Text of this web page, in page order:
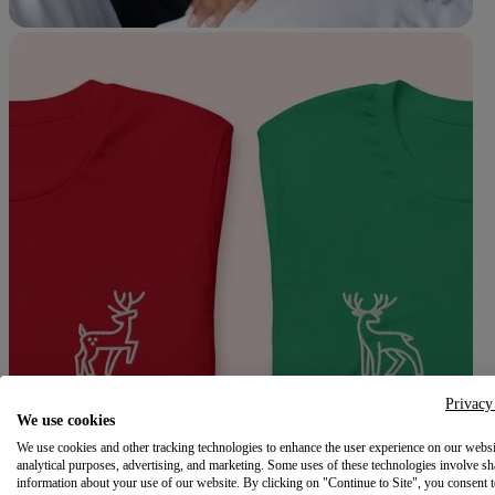
We use cookies
We use cookies and other tracking technologies to enhance the user experience on our
analytical purposes, advertising, and marketing. Some uses of these technologies involve
information about your use of our website. By clicking on "Continue to Site", you consent